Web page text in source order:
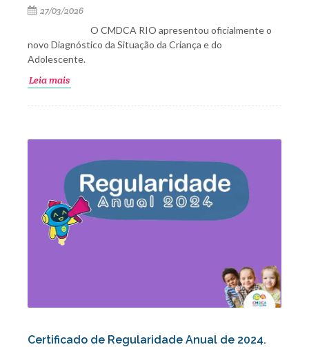
27/03/2026
O CMDCA RIO apresentou oficialmente o
novo Diagnóstico da Situação da Criança e do
Adolescente.
Leia mais
Certificado de Regularidade Anual de 2024.